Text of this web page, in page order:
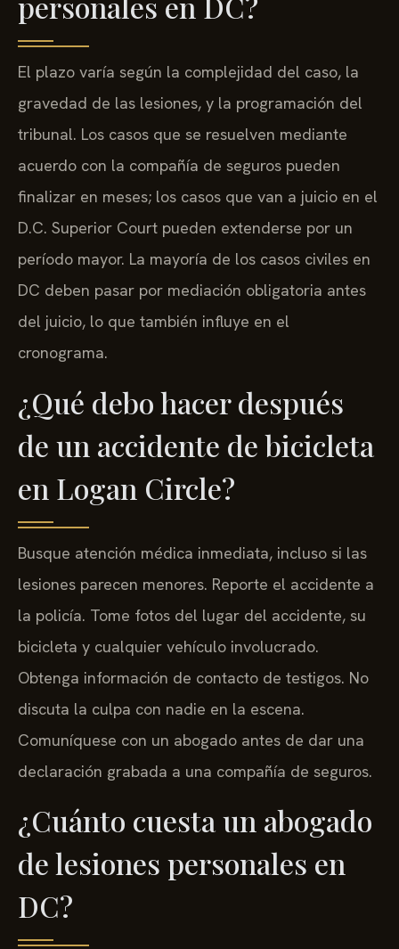
personales en DC?
El plazo varía según la complejidad del caso, la
gravedad de las lesiones, y la programación del
tribunal. Los casos que se resuelven mediante
acuerdo con la compañía de seguros pueden
finalizar en meses; los casos que van a juicio en el
D.C. Superior Court pueden extenderse por un
período mayor. La mayoría de los casos civiles en
DC deben pasar por mediación obligatoria antes
del juicio, lo que también influye en el
cronograma.
¿Qué debo hacer después
de un accidente de bicicleta
en Logan Circle?
Busque atención médica inmediata, incluso si las
lesiones parecen menores. Reporte el accidente a
la policía. Tome fotos del lugar del accidente, su
bicicleta y cualquier vehículo involucrado.
Obtenga información de contacto de testigos. No
discuta la culpa con nadie en la escena.
Comuníquese con un abogado antes de dar una
declaración grabada a una compañía de seguros.
¿Cuánto cuesta un abogado
de lesiones personales en
DC?